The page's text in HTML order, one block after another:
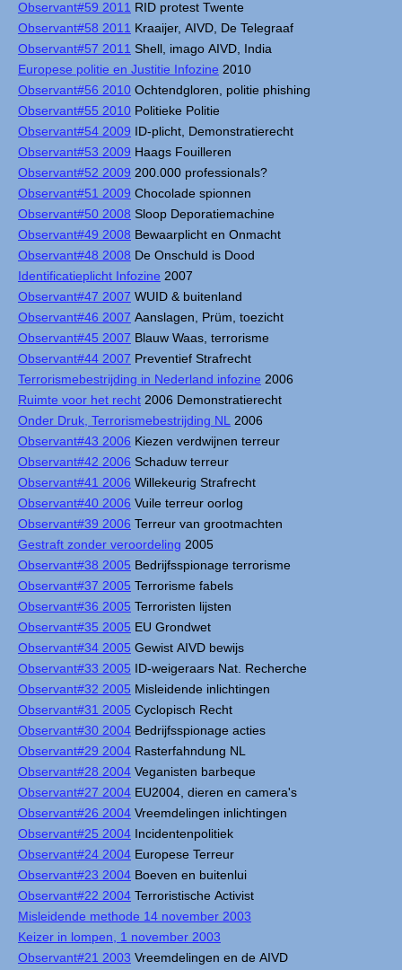
Observant#59 2011 RID protest Twente
Observant#58 2011 Kraaijer, AIVD, De Telegraaf
Observant#57 2011 Shell, imago AIVD, India
Europese politie en Justitie Infozine 2010
Observant#56 2010 Ochtendgloren, politie phishing
Observant#55 2010 Politieke Politie
Observant#54 2009 ID-plicht, Demonstratierecht
Observant#53 2009 Haags Fouilleren
Observant#52 2009 200.000 professionals?
Observant#51 2009 Chocolade spionnen
Observant#50 2008 Sloop Deporatiemachine
Observant#49 2008 Bewaarplicht en Onmacht
Observant#48 2008 De Onschuld is Dood
Identificatieplicht Infozine 2007
Observant#47 2007 WUID & buitenland
Observant#46 2007 Aanslagen, Prüm, toezicht
Observant#45 2007 Blauw Waas, terrorisme
Observant#44 2007 Preventief Strafrecht
Terrorismebestrijding in Nederland infozine 2006
Ruimte voor het recht 2006 Demonstratierecht
Onder Druk, Terrorismebestrijding NL
2006
Observant#43 2006 Kiezen verdwijnen terreur
Observant#42 2006 Schaduw terreur
Observant#41 2006 Willekeurig Strafrecht
Observant#40 2006 Vuile terreur oorlog
Observant#39 2006 Terreur van grootmachten
Gestraft zonder veroordeling 2005
Observant#38 2005 Bedrijfsspionage terrorisme
Observant#37 2005 Terrorisme fabels
Observant#36 2005 Terroristen lijsten
Observant#35 2005 EU Grondwet
Observant#34 2005 Gewist AIVD bewijs
Observant#33 2005 ID-weigeraars Nat. Recherche
Observant#32 2005 Misleidende inlichtingen
Observant#31 2005 Cyclopisch Recht
Observant#30 2004 Bedrijfsspionage acties
Observant#29 2004 Rasterfahndung NL
Observant#28 2004 Veganisten barbeque
Observant#27 2004 EU2004, dieren en camera's
Observant#26 2004 Vreemdelingen inlichtingen
Observant#25 2004 Incidentenpolitiek
Observant#24 2004 Europese Terreur
Observant#23 2004 Boeven en buitenlui
Observant#22 2004 Terroristische Activist
Misleidende methode 14 november 2003
Keizer in lompen, 1 november 2003
Observant#21 2003 Vreemdelingen en de AIVD